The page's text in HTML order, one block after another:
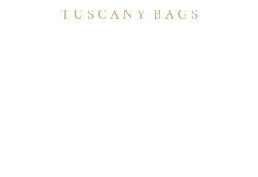
T U S C A N Y B A G S